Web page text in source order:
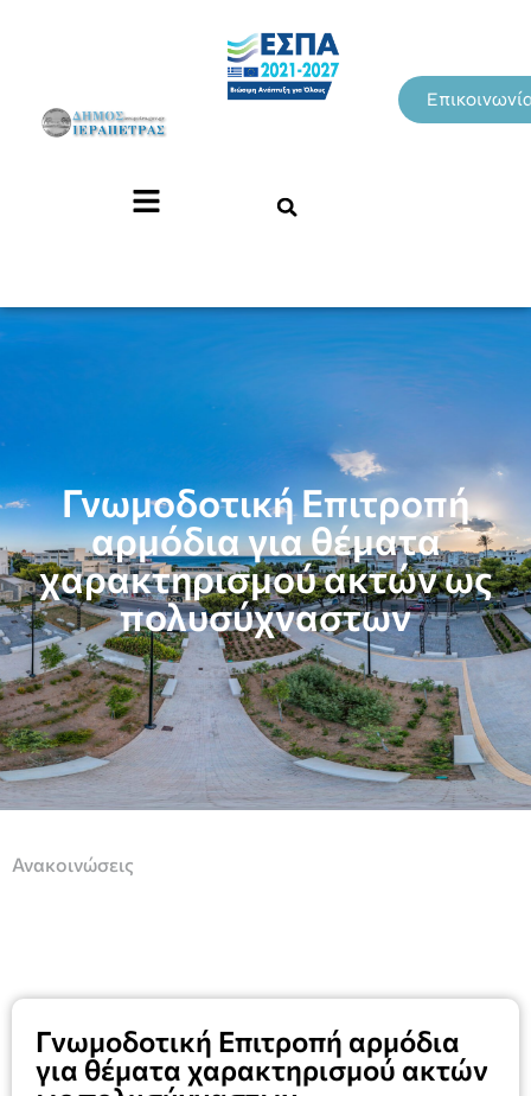
Γνωμοδοτική Επιτροπή
αρμόδια για θέματα
χαρακτηρισμού ακτών ως
πολυσύχναστων
Ανακοινώσεις
Γνωμοδοτική Επιτροπή αρμόδια
για θέματα χαρακτηρισμού ακτών